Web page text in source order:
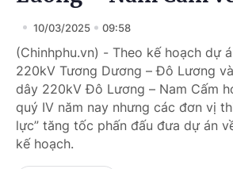
10/03/2025 09:58
(Chinhphu.vn) - Theo kế hoạch dự
220kV Tương Dương – Đô Lương
dây 220kV Đô Lương – Nam Cấm
quý IV năm nay nhưng các đơn vị
lực” tăng tốc phấn đấu đưa dự án
kế hoạch.